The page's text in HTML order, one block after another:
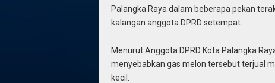
Palangka Raya dalam beberapa pekan
kalangan anggota DPRD setempat.
Menurut Anggota DPRD Kota Palangka
menyebabkan gas melon tersebut terjual
kecil.